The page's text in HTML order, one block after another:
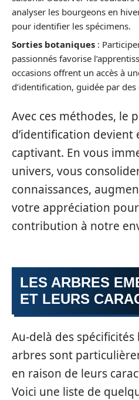
analyser les bourgeons en
pour identifier les spécimens.
Sorties botaniques :
passionnés favorise
occasions offrent un accès à
d’identification, guidée par des
Avec ces méthodes, le
d’identification devient
captivant. En vous
univers, vous
connaissances,
votre appréciation
contribution à notre
LES ARBRES
ET LEURS
Au-delà des
arbres sont
en raison de leurs
Voici une liste de